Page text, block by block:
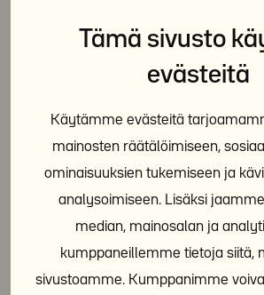
Tämä sivusto
evästeitä
Käytämme evästeitä
mainosten räätälöimiseen,
ominaisuuksien tukemiseen ja
analysoimiseen. Lisäksi
median, mainosalan ja
kumppaneillemme tietoja siitä,
sivustoamme. Kumppanimme
Juho Peltonen
Projektipäällikkö
Jiippi-hanke
Valo-Valmennusyhdistys ry